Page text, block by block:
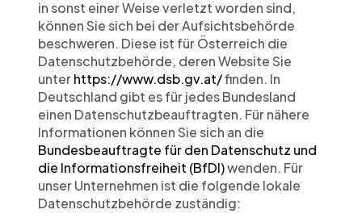
in sonst einer Weise verletzt worden sind,
können Sie sich bei der Aufsichtsbehörde
beschweren. Diese ist für Österreich die
Datenschutzbehörde, deren Website Sie
unter https://www.dsb.gv.at/ finden. In
Deutschland gibt es für jedes Bundesland
einen Datenschutzbeauftragten. Für nähere
Bundesbeauftragte für den Datenschutz und
die Informationsfreiheit (BfDI) wenden. Für
unser Unternehmen ist die folgende lokale
Datenschutzbehörde zuständig: